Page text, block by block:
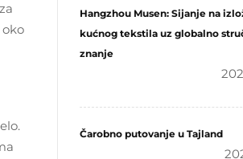
Hangzhou Musen: Sijanje na
kućnog tekstila uz globalno
znanje
Čarobno putovanje u Tajland